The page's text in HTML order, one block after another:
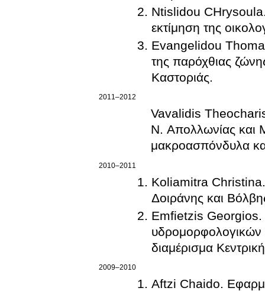
Ntislidou
εκτίμηση της
Evangelidou Thomai.
της παρόχθιας
Καστοριάς.
2011–2012
Vavalidis
Ν. Απολλωνίας και
μακροασπόνδυλα
2010–2011
Koliamitra
Δοιράνης και
Emfietzis Georgios.
υδρομορφολογικών
διαμέρισμα
2009–2010
Aftzi Chaido.